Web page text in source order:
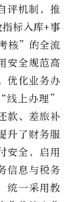
评机制，推
标入库+事
核”的全流
安全规范高
优化业务办
上办理”
款、差旅补
升了财务服
安全，启用
信息与税务
统一采用教